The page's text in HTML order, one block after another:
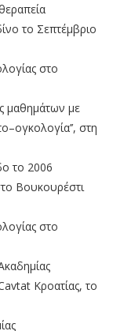
το Σεπτέμβριο
στο
µαθηµάτων µε
στη
το 2006
Βουκουρέστι
στο
Κροατίας, το